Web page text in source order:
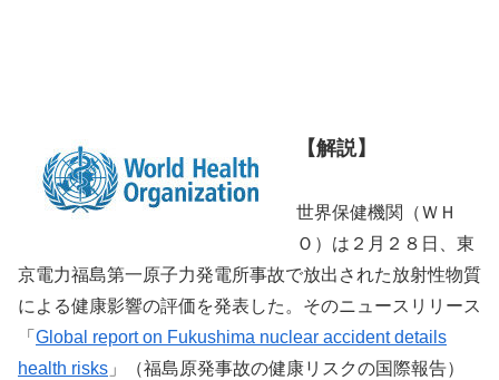
【解説】
世界保健機関（ＷＨ
Ｏ）は２月２８日、東
京電力福島第一原子力発電所事故で放出された放射性物質
による健康影響の評価を発表した。そのニュースリリース
「 Global report on Fukushima nuclear accident details
health risks 」（福島原発事故の健康リスクの国際報告）